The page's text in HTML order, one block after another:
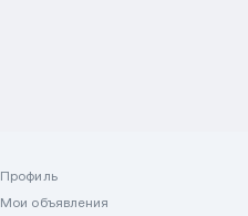
Профиль
Мои объявления